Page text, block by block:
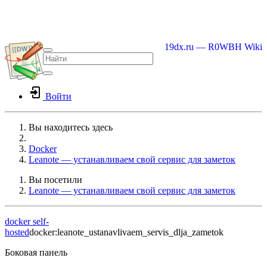
19dx.ru — R0WBH Wiki
Войти
Вы находитесь здесь
Docker
Leanote — устанавливаем свой сервис для заметок
Вы посетили
Leanote — устанавливаем свой сервис для заметок
dockerself-
hosteddocker:leanote_ustanavlivaem_servis_dlja_zametok
Боковая панель